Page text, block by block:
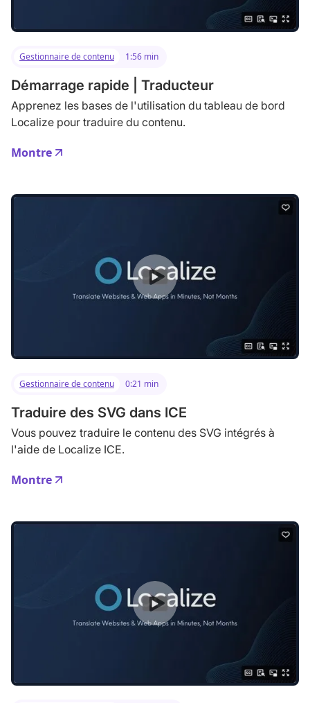
Gestionnaire de contenu 1:56 min
Démarrage rapide | Traducteur
Apprenez les bases de l'utilisation du tableau de bord
Localize pour traduire du contenu.
Montre
Gestionnaire de contenu 0:21 min
Traduire des SVG dans ICE
Vous pouvez traduire le contenu des SVG intégrés à
l'aide de Localize ICE.
Montre